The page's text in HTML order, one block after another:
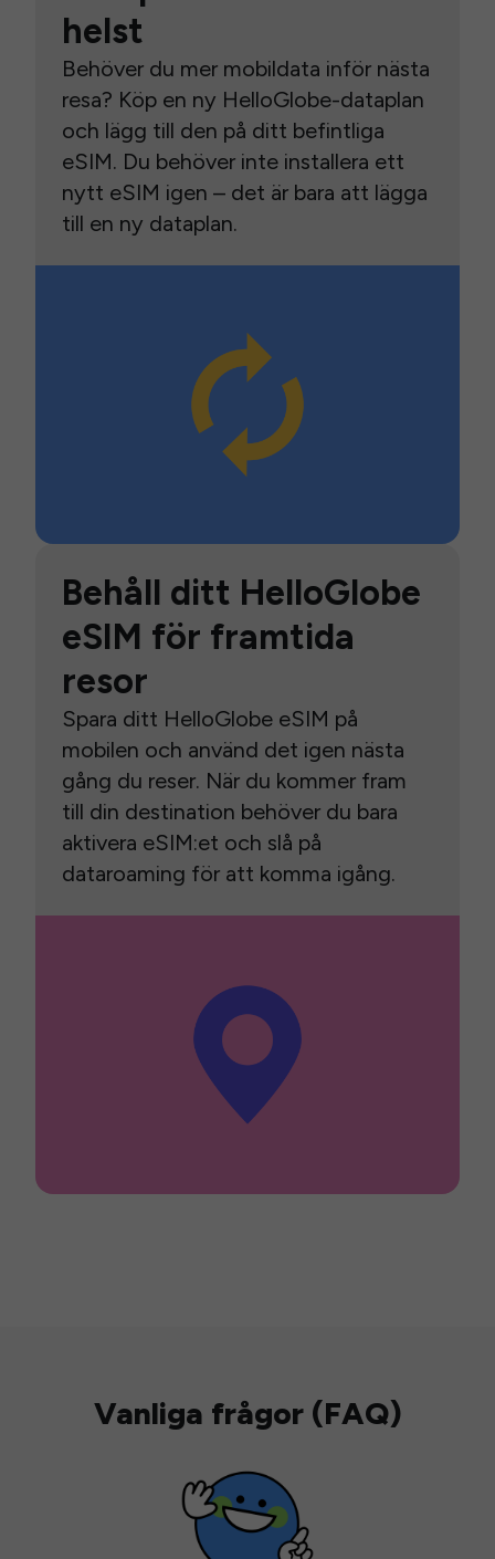
helst
Behöver du mer mobildata inför nästa
resa? Köp en ny HelloGlobe-dataplan
och lägg till den på ditt befintliga
eSIM. Du behöver inte installera ett
nytt eSIM igen – det är bara att lägga
till en ny dataplan.
Behåll ditt HelloGlobe
eSIM för framtida
resor
Spara ditt HelloGlobe eSIM på
mobilen och använd det igen nästa
gång du reser. När du kommer fram
till din destination behöver du bara
aktivera eSIM:et och slå på
dataroaming för att komma igång.
Vanliga frågor (FAQ)